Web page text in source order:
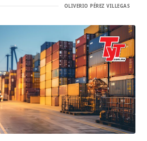
OLIVERIO PÉREZ VILLEGAS